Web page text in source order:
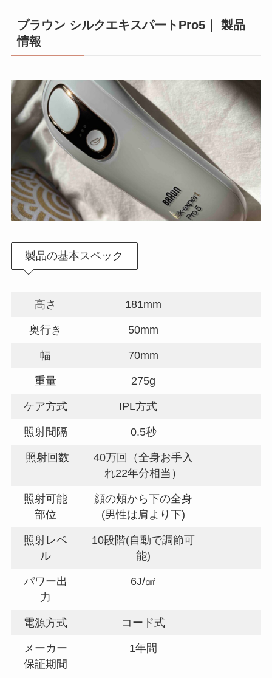
ブラウン シルクエキスパートPro5｜ 製品
情報
製品の基本スペック
高さ 181mm
奥行き 50mm
幅 70mm
重量 275g
ケア方式 IPL方式
照射間隔 0.5秒
照射回数
40万回（全身お手入
れ22年分相当）
照射可能
部位
顔の頬から下の全身
(男性は肩より下)
照射レベ
ル
10段階(自動で調節可
能)
パワー出
力
6J/㎠
電源方式 コード式
メーカー
保証期間
1年間